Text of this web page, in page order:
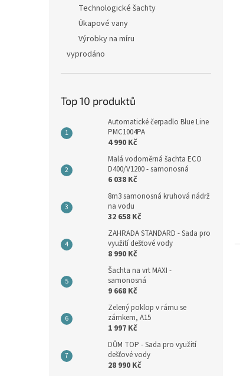
Technologické šachty
Úkapové vany
Výrobky na míru
vyprodáno
Top 10 produktů
Automatické čerpadlo Blue Line
PMC1004PA
4 990 Kč
Malá vodoměrná šachta ECO
D400/V1200 - samonosná
6 038 Kč
8m3 samonosná kruhová nádrž
na vodu
32 658 Kč
ZAHRADA STANDARD - Sada pro
využití dešťové vody
8 990 Kč
Šachta na vrt MAXI -
samonosná
9 668 Kč
Zelený poklop v rámu se
zámkem, A15
1 997 Kč
DŮM TOP - Sada pro využití
dešťové vody
28 990 Kč